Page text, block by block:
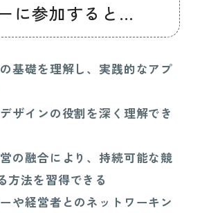
に参加すると…
基礎を理解し、実践的なアプ
ザインの役割を深く理解でき
の融合により、持続可能な競
方法を習得できる
や経営者とのネットワーキン